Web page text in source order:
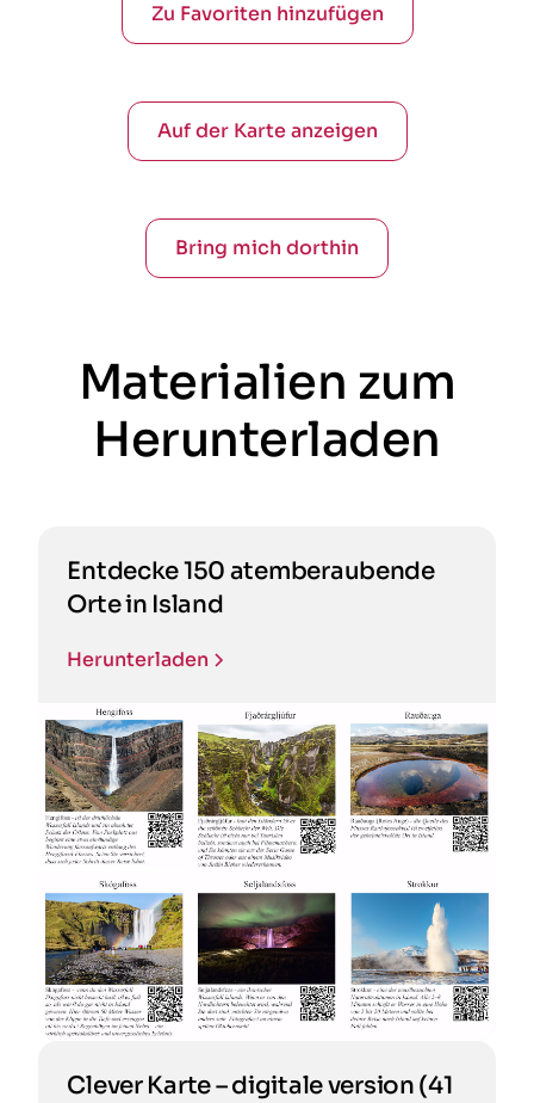
Zu Favoriten hinzufügen
Auf der Karte anzeigen
Bring mich dorthin
Materialien zum
Herunterladen
Entdecke 150 atemberaubende
Orte in Island
Herunterladen
Clever Karte – digitale version (41